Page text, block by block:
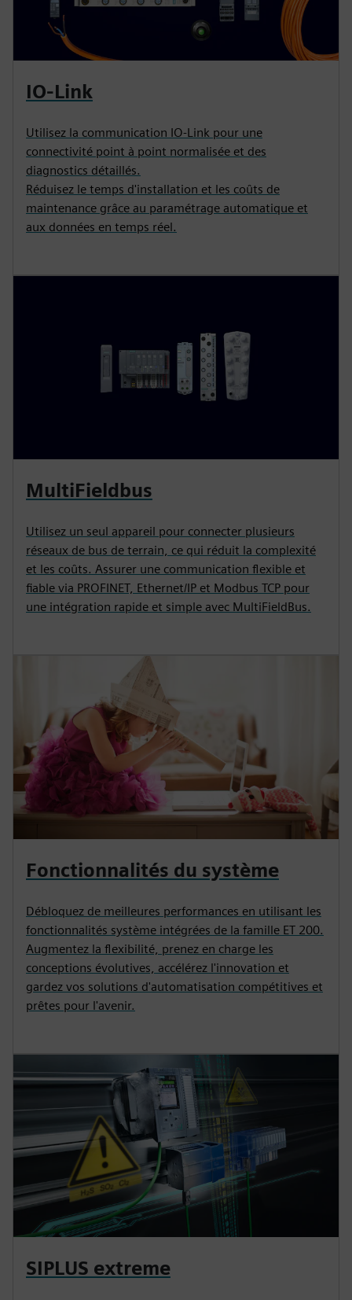
IO-Link
Utilisez la communication IO-Link pour une
connectivité point à point normalisée et des
diagnostics détaillés.
Réduisez le temps d'installation et les coûts de
maintenance grâce au paramétrage automatique et
aux données en temps réel.
MultiFieldbus
Utilisez un seul appareil pour connecter plusieurs
réseaux de bus de terrain, ce qui réduit la complexité
et les coûts. Assurer une communication flexible et
fiable via PROFINET, Ethernet/IP et Modbus TCP pour
une intégration rapide et simple avec MultiFieldBus.
Fonctionnalités du système
Débloquez de meilleures performances en utilisant les
fonctionnalités système intégrées de la famille ET 200.
Augmentez la flexibilité, prenez en charge les
conceptions évolutives, accélérez l'innovation et
gardez vos solutions d'automatisation compétitives et
prêtes pour l'avenir.
SIPLUS extreme